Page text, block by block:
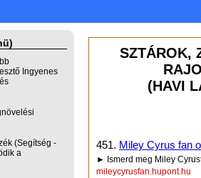
Ingyenes
(Segítség -
a
SZTÁROK,
(HAVI
451. Miley Cyrus fan
► Ismerd meg Miley
mileycyrusfan.hupont.hu